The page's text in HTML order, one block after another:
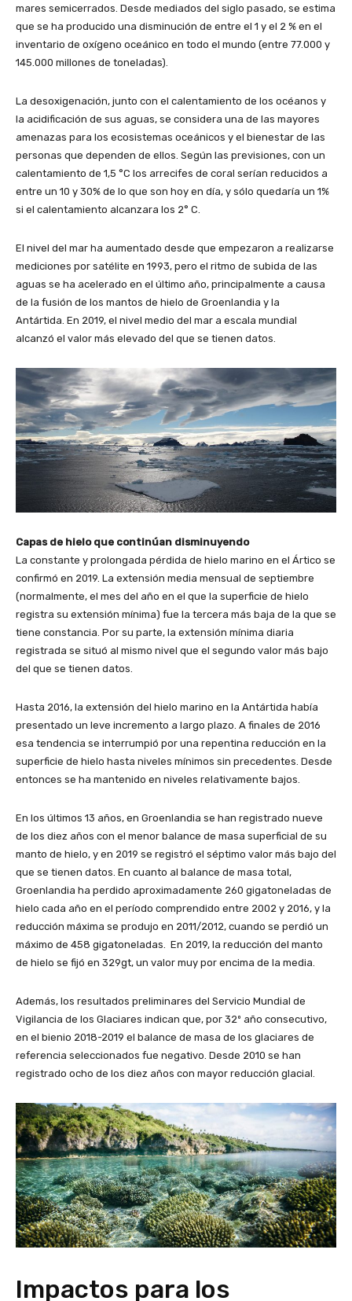
mares semicerrados. Desde mediados del siglo pasado, se estima
que se ha producido una disminución de entre el 1 y el 2 % en el
inventario de oxígeno oceánico en todo el mundo (entre 77.000 y
145.000 millones de toneladas).
La desoxigenación, junto con el calentamiento de los océanos y
la acidificación de sus aguas, se considera una de las mayores
amenazas para los ecosistemas oceánicos y el bienestar de las
personas que dependen de ellos. Según las previsiones, con un
calentamiento de 1,5 °C los arrecifes de coral serían reducidos a
entre un 10 y 30% de lo que son hoy en día, y sólo quedaría un 1%
si el calentamiento alcanzara los 2° C.
El nivel del mar ha aumentado desde que empezaron a realizarse
mediciones por satélite en 1993, pero el ritmo de subida de las
aguas se ha acelerado en el último año, principalmente a causa
de la fusión de los mantos de hielo de Groenlandia y la
Antártida. En 2019, el nivel medio del mar a escala mundial
alcanzó el valor más elevado del que se tienen datos.
Capas de hielo que continúan disminuyendo
La constante y prolongada pérdida de hielo marino en el Ártico se
confirmó en 2019. La extensión media mensual de septiembre
(normalmente, el mes del año en el que la superficie de hielo
registra su extensión mínima) fue la tercera más baja de la que se
tiene constancia. Por su parte, la extensión mínima diaria
registrada se situó al mismo nivel que el segundo valor más bajo
del que se tienen datos.
Hasta 2016, la extensión del hielo marino en la Antártida había
presentado un leve incremento a largo plazo. A finales de 2016
esa tendencia se interrumpió por una repentina reducción en la
superficie de hielo hasta niveles mínimos sin precedentes. Desde
entonces se ha mantenido en niveles relativamente bajos.
En los últimos 13 años, en Groenlandia se han registrado nueve
de los diez años con el menor balance de masa superficial de su
manto de hielo, y en 2019 se registró el séptimo valor más bajo del
que se tienen datos. En cuanto al balance de masa total,
Groenlandia ha perdido aproximadamente 260 gigatoneladas de
hielo cada año en el período comprendido entre 2002 y 2016, y la
reducción máxima se produjo en 2011/2012, cuando se perdió un
máximo de 458 gigatoneladas. En 2019, la reducción del manto
de hielo se fijó en 329gt, un valor muy por encima de la media.
Además, los resultados preliminares del Servicio Mundial de
Vigilancia de los Glaciares indican que, por 32º año consecutivo,
en el bienio 2018-2019 el balance de masa de los glaciares de
referencia seleccionados fue negativo. Desde 2010 se han
registrado ocho de los diez años con mayor reducción glacial.
Impactos para los